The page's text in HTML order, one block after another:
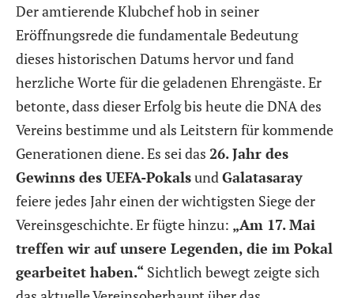
Der amtierende Klubchef hob in seiner
Eröffnungsrede die fundamentale Bedeutung
dieses historischen Datums hervor und fand
herzliche Worte für die geladenen Ehrengäste. Er
betonte, dass dieser Erfolg bis heute die DNA des
Vereins bestimme und als Leitstern für kommende
Generationen diene. Es sei das 26. Jahr des
Gewinns des UEFA-Pokalsund Galatasaray
feiere jedes Jahr einen der wichtigsten Siege der
Vereinsgeschichte. Er fügte hinzu: „Am 17. Mai
treffen wir auf unsere Legenden, die im Pokal
gearbeitet haben.“ Sichtlich bewegt zeigte sich